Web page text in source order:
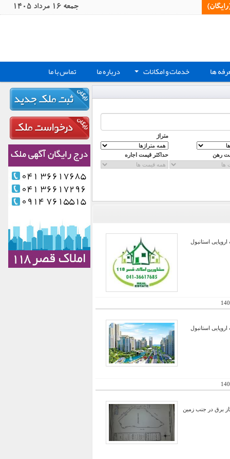
جمعه 16 مرداد 1405
ها + خدمات و امکانات درباره ما تماس با ما
متراژ
رهن حداکثر قیمت اجاره
استانبول
استانبول
برق در جنب زمین